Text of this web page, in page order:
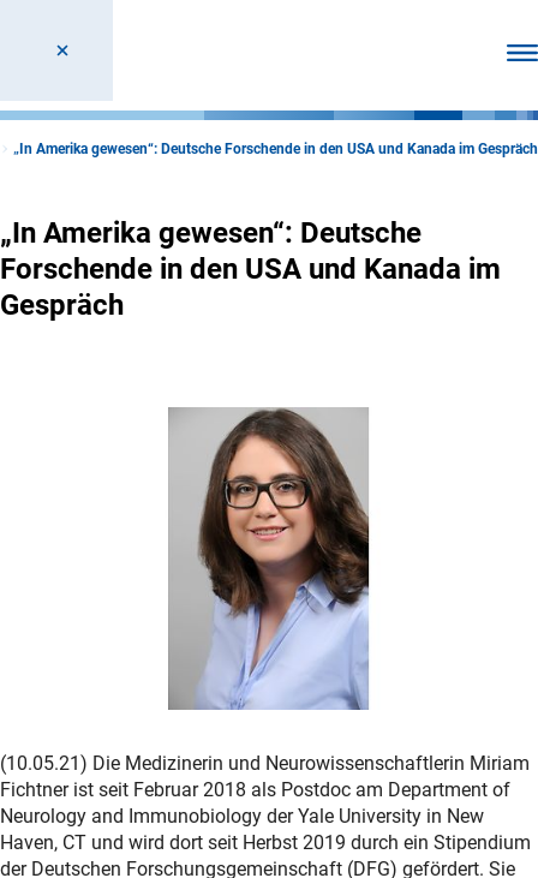
„In Amerika gewesen“: Deutsche Forschende in den USA und Kanada im Gespräch
„In Amerika gewesen“: Deutsche
Forschende in den USA und Kanada im
Gespräch
(10.05.21) Die Medizinerin und Neurowissenschaftlerin Miriam
Fichtner ist seit Februar 2018 als Postdoc am Department of
Neurology and Immunobiology der Yale University in New
Haven, CT und wird dort seit Herbst 2019 durch ein Stipendium
der Deutschen Forschungsgemeinschaft (DFG) gefördert. Sie